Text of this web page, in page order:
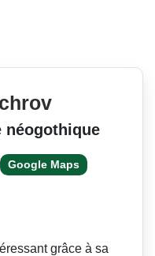
néogothique
Google Maps
grâce à sa